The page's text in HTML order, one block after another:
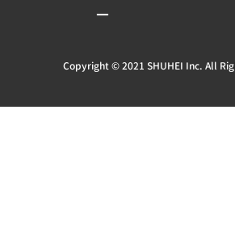
ー
Copyright © 2021 SHUHEI Inc. All